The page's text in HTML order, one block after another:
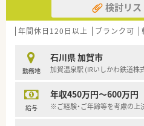
検討リ
年間休日120日以上 ブランク可
勤務地
石川県 加賀市
加賀温泉駅 (IRいしかわ鉄道株
給与
年収450万円～600万円
※ご経験・ご年齢等を考慮の上